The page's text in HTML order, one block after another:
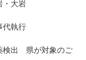
・大岩
代執行
検出 県が対象のご